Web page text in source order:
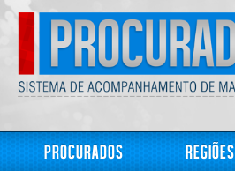
Procurados Regiões